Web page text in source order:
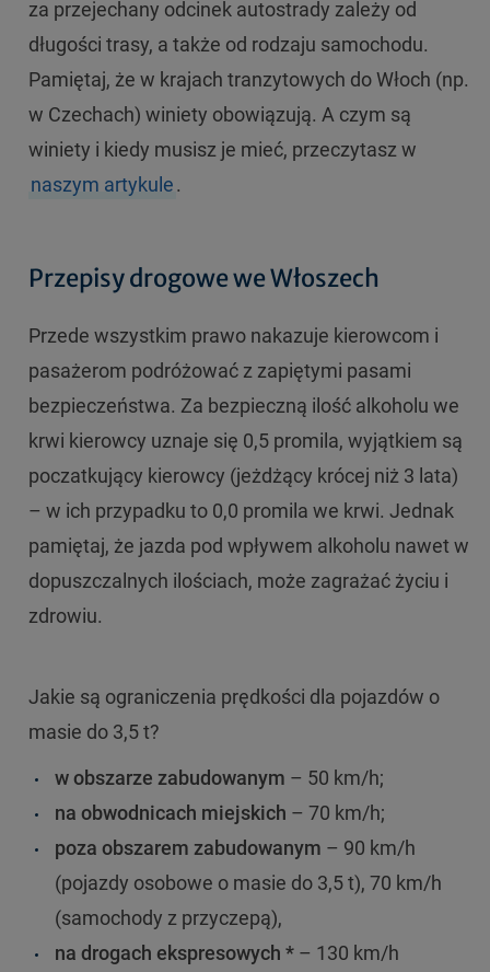
za przejechany odcinek autostrady zależy od
długości trasy, a także od rodzaju samochodu.
Pamiętaj, że w krajach tranzytowych do Włoch (np.
w Czechach) winiety obowiązują. A czym są
winiety i kiedy musisz je mieć, przeczytasz w
naszym artykule.
Przepisy drogowe we Włoszech
Przede wszystkim prawo nakazuje kierowcom i
pasażerom podróżować z zapiętymi pasami
bezpieczeństwa. Za bezpieczną ilość alkoholu we
krwi kierowcy uznaje się 0,5 promila, wyjątkiem są
poczatkujący kierowcy (jeżdżący krócej niż 3 lata)
– w ich przypadku to 0,0 promila we krwi. Jednak
pamiętaj, że jazda pod wpływem alkoholu nawet w
dopuszczalnych ilościach, może zagrażać życiu i
zdrowiu.
Jakie są ograniczenia prędkości dla pojazdów o
masie do 3,5 t?
w obszarze zabudowanym – 50 km/h;
na obwodnicach miejskich – 70 km/h;
poza obszarem zabudowanym – 90 km/h
(pojazdy osobowe o masie do 3,5 t), 70 km/h
(samochody z przyczepą),
na drogach ekspresowych * – 130 km/h